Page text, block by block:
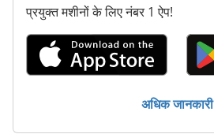
प्रयुक्त मशीनों के लिए नंबर 1 ऐप!
अधिक जानकारी